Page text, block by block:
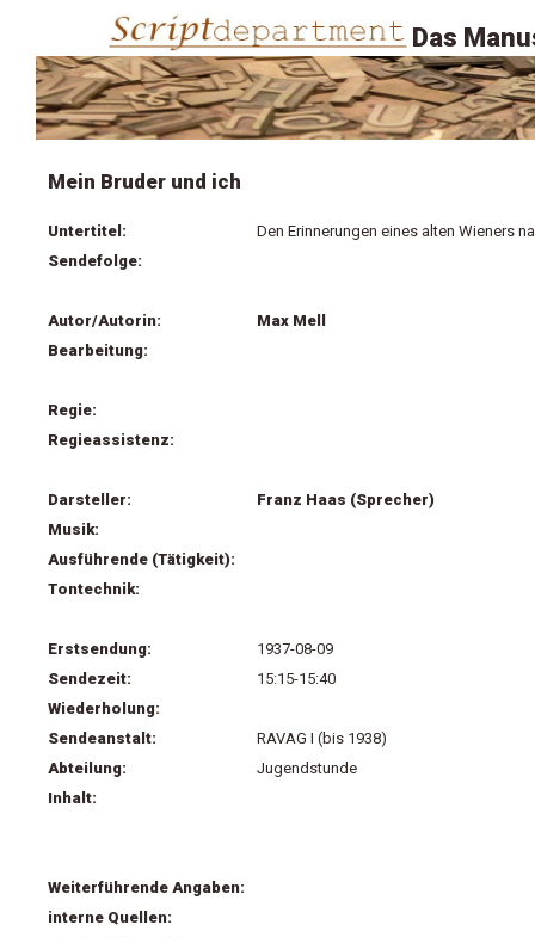
Das
Mein Bruder und ich
Untertitel:
Den Erinnerungen eines alten Wieners
Sendefolge:
Autor/Autorin:
Max Mell
Bearbeitung:
Regie:
Regieassistenz:
Darsteller:
Franz Haas (Sprecher)
Musik:
Ausführende (Tätigkeit):
Tontechnik:
Erstsendung:
1937-08-09
Sendezeit:
15:15-15:40
Wiederholung:
Sendeanstalt:
RAVAG I (bis 1938)
Abteilung:
Jugendstunde
Inhalt:
Weiterführende Angaben:
interne Quellen: